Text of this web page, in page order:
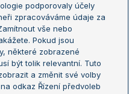
mistrů
mistryň
podporovaly účely
zpracováváme údaje za
vše nebo
Pokud jsou
některé zobrazené
být tolik relevantní. Tuto
a změnit své volby
odkaz Řízení předvoleb